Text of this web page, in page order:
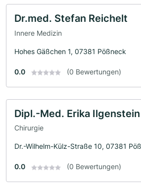
Dr.med. Stefan Reichelt
Innere Medizin
Hohes Gäßchen 1, 07381 Pößneck
0.0 (0 Bewertungen)
Dipl.-Med. Erika Ilgenstein
Chirurgie
Dr.-Wilhelm-Külz-Straße 10, 07381
0.0 (0 Bewertungen)